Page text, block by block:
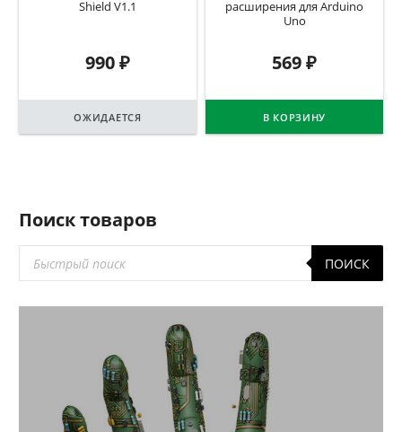
Shield V1.1
990₽
ОЖИДАЕТСЯ
расширения для Arduino
Uno
569₽
В КОРЗИНУ
Поиск товаров
товаров
ПОИСК